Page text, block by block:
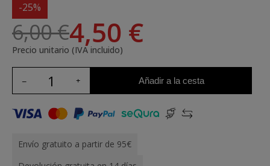
-25%
6,00 €4,50 €
Precio unitario (IVA incluido)
Añadir a la cesta
Envío gratuito a partir de 95€